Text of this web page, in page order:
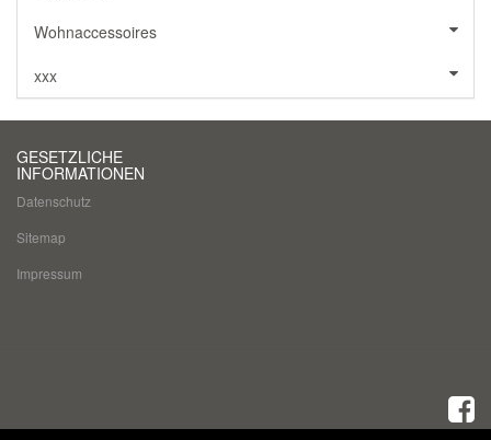
Wohnaccessoires
xxx
GESETZLICHE
INFORMATIONEN
Datenschutz
Sitemap
Impressum